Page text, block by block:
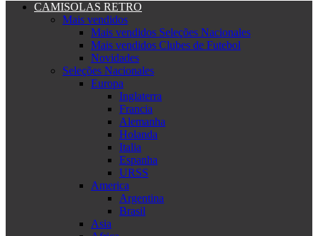
CAMISOLAS RETRO
Mais vendidos
Mais vendidos Seleções Nacionales
Mais vendidos Clubes de Futebol
Novidades
Seleções Nacionales
Europa
Inglaterra
Francia
Alemanha
Holanda
Italia
Espanha
URSS
America
Argentina
Brasil
Asia